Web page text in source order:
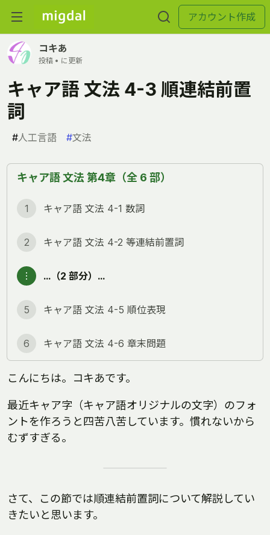
アカウント作成
コキあ
投稿 • に更新
キャア語 文法 4-3 順連結前置
詞
#人工言語 #文法
キャア語 文法 第4章（全 6 部）
1 キャア語 文法 4-1 数詞
2 キャア語 文法 4-2 等連結前置詞
︙ …（2 部分）…
5 キャア語 文法 4-5 順位表現
6 キャア語 文法 4-6 章末問題
こんにちは。コキあです。
最近キャア字（キャア語オリジナルの文字）のフォ
ントを作ろうと四苦八苦しています。慣れないから
むずすぎる。
さて、この節では順連結前置詞について解説してい
きたいと思います。